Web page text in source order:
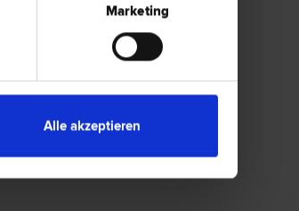
Marketing
Alle akzeptieren